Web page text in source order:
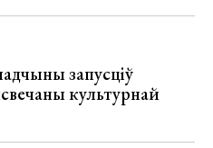
запусціў
культурнай